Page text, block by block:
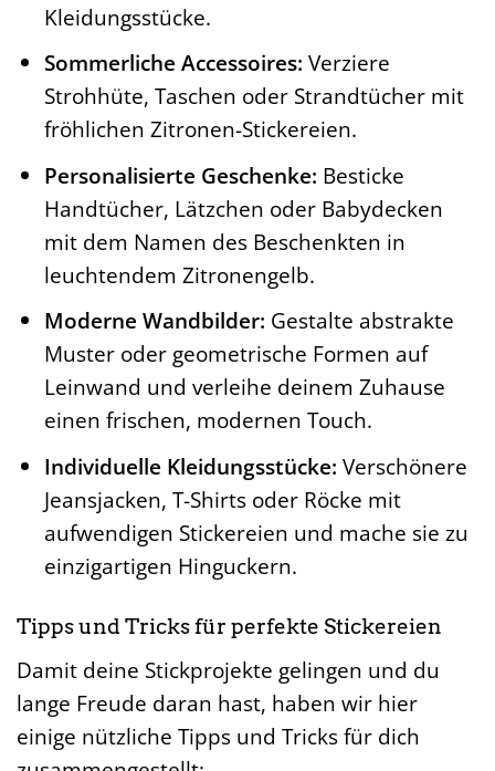
Kleidungsstücke.
Sommerliche Accessoires: Verziere
Strohhüte, Taschen oder Strandtücher mit
fröhlichen Zitronen-Stickereien.
Personalisierte Geschenke: Besticke
Handtücher, Lätzchen oder Babydecken
mit dem Namen des Beschenkten in
leuchtendem Zitronengelb.
Moderne Wandbilder: Gestalte abstrakte
Muster oder geometrische Formen auf
Leinwand und verleihe deinem Zuhause
einen frischen, modernen Touch.
Individuelle Kleidungsstücke: Verschönere
Jeansjacken, T-Shirts oder Röcke mit
aufwendigen Stickereien und mache sie zu
einzigartigen Hinguckern.
Tipps und Tricks für perfekte Stickereien
Damit deine Stickprojekte gelingen und du
lange Freude daran hast, haben wir hier
einige nützliche Tipps und Tricks für dich